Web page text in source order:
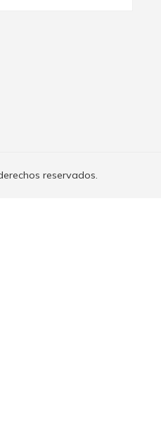
reservados.